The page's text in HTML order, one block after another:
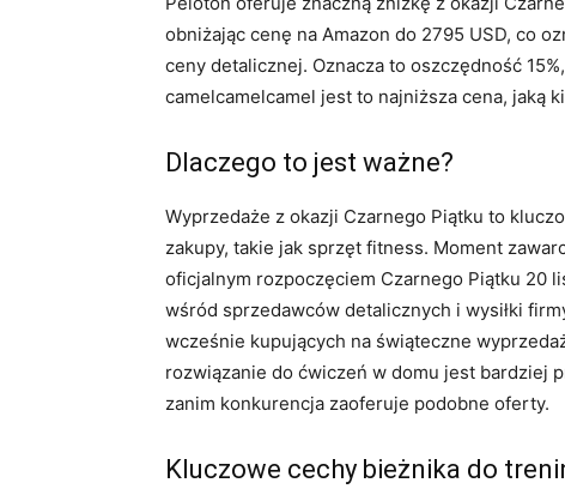
obniżając cenę na Amazon do 2795 USD, co
ceny detalicznej. Oznacza to oszczędność
camelcamelcamel jest to najniższa cena, jaką
Dlaczego to jest ważne?
Wyprzedaże z okazji Czarnego Piątku to
zakupy, takie jak sprzęt fitness. Moment
oficjalnym rozpoczęciem Czarnego Piątku 20
wśród sprzedawców detalicznych i wysiłki
wcześnie kupujących na świąteczne
rozwiązanie do ćwiczeń w domu jest bardziej
zanim konkurencja zaoferuje podobne oferty.
Kluczowe cechy bieżnika do